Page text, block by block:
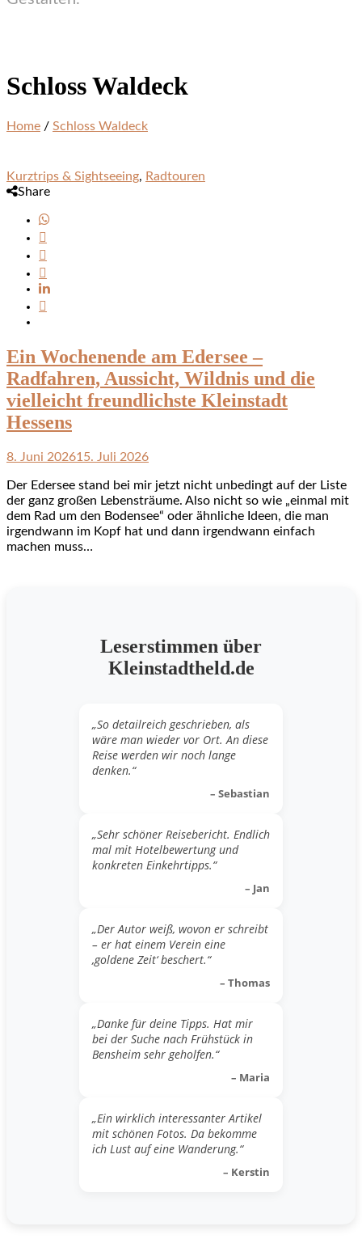
Schloss Waldeck
Home / Schloss Waldeck
Kurztrips & Sightseeing, Radtouren
Share
Ein Wochenende am Edersee –
Radfahren, Aussicht, Wildnis und die
vielleicht freundlichste Kleinstadt
Hessens
8. Juni 202615. Juli 2026
Der Edersee stand bei mir jetzt nicht unbedingt auf der Liste
der ganz großen Lebensträume. Also nicht so wie „einmal mit
dem Rad um den Bodensee“ oder ähnliche Ideen, die man
irgendwann im Kopf hat und dann irgendwann einfach
machen muss…
Leserstimmen über
Kleinstadtheld.de
„So detailreich geschrieben, als
wäre man wieder vor Ort. An diese
Reise werden wir noch lange
denken.“
– Sebastian
„Sehr schöner Reisebericht. Endlich
mal mit Hotelbewertung und
konkreten Einkehrtipps.“
– Jan
„Der Autor weiß, wovon er schreibt
– er hat einem Verein eine
‚goldene Zeit‘ beschert.“
– Thomas
„Danke für deine Tipps. Hat mir
bei der Suche nach Frühstück in
Bensheim sehr geholfen.“
– Maria
„Ein wirklich interessanter Artikel
mit schönen Fotos. Da bekomme
ich Lust auf eine Wanderung.“
– Kerstin